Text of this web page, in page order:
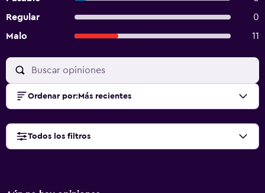
Regular
0
Malo
11
Ordenar por: Más recientes
Todos los filtros